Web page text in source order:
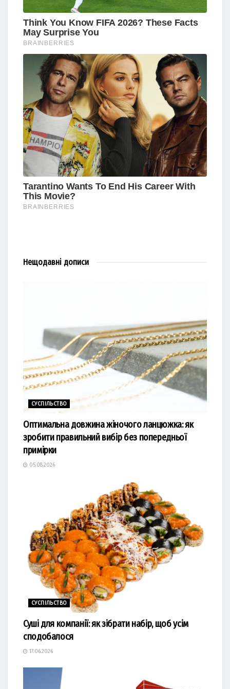
Нещодавні дописи
СУСПІЛЬСТВО
Оптимальна довжина жіночого ланцюжка: як
зробити правильний вибір без попередньої
примірки
05.08.2026
СУСПІЛЬСТВО
Суші для компанії: як зібрати набір, щоб усім
сподобалося
17.06.2026